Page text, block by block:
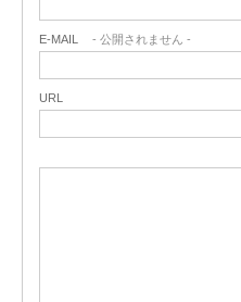
E-MAIL - 公開されません -
URL